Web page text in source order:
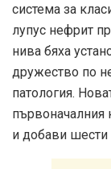
система за
лупус нефрит
нива бяха
дружество по
патология.
първоначалния
и добави шести